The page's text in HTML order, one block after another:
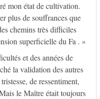
mon état de cultivation.
plus de souffrances que
chemins très difficiles
superficielle du Fa . »
et des années de
la validation des autres
de ressentiment,
le Maître était toujours